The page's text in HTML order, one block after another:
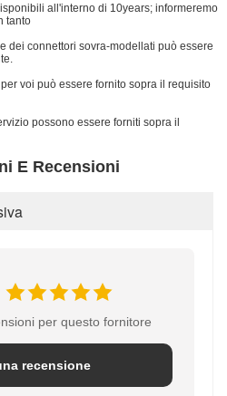
all'interno di 10years; informeremo
tanto
dei connettori sovra-modellati può essere
voi può essere fornito sopra il requisito
possono essere forniti sopra il
E Recensioni
per questo fornitore
recensione